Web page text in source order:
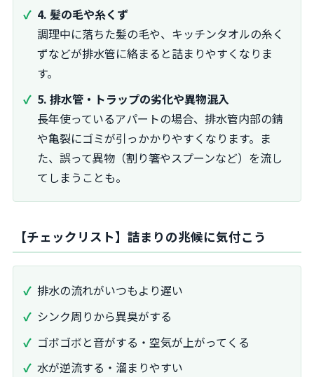
4. 髪の毛や糸くず
調理中に落ちた髪の毛や、キッチンタオルの糸く
ずなどが排水管に絡まると詰まりやすくなりま
す。
5. 排水管・トラップの劣化や異物混入
長年使っているアパートの場合、排水管内部の錆
や亀裂にゴミが引っかかりやすくなります。ま
た、誤って異物（割り箸やスプーンなど）を流し
てしまうことも。
【チェックリスト】詰まりの兆候に気付こう
排水の流れがいつもより遅い
シンク周りから異臭がする
ゴボゴボと音がする・空気が上がってくる
水が逆流する・溜まりやすい